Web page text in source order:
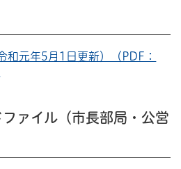
和元年5月1日更新）（PDF：
ァイル（市長部局・公営